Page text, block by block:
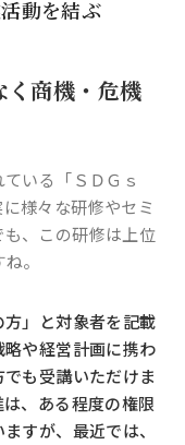
動を結ぶ
く商機・危機
いる「ＳＤＧｓ
様々な研修やセミ
、この研修は上位
。
」と対象者を記載
や経営計画に携わ
も受講いただけま
、ある程度の権限
すが、最近では、